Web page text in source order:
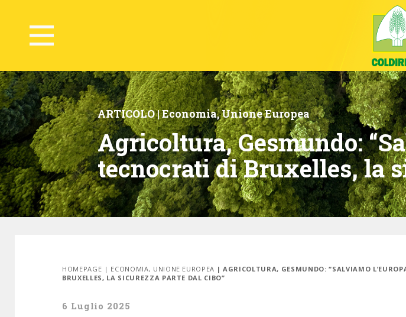
ARTICOLO |Economia,Unione Europea
Agricoltura, Gesmundo:
tecnocrati di Bruxelles, la
HOMEPAGE | ECONOMIA, UNIONE EUROPEA | AGRICOLTURA, GESMUNDO: “SALVIAMO
BRUXELLES, LA SICUREZZA PARTE DAL CIBO”
6 Luglio 2025